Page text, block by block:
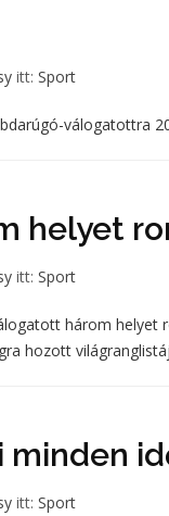
itt: Sport
válogatottra
helyet
itt: Sport
három helyet
hozott
minden
itt: Sport